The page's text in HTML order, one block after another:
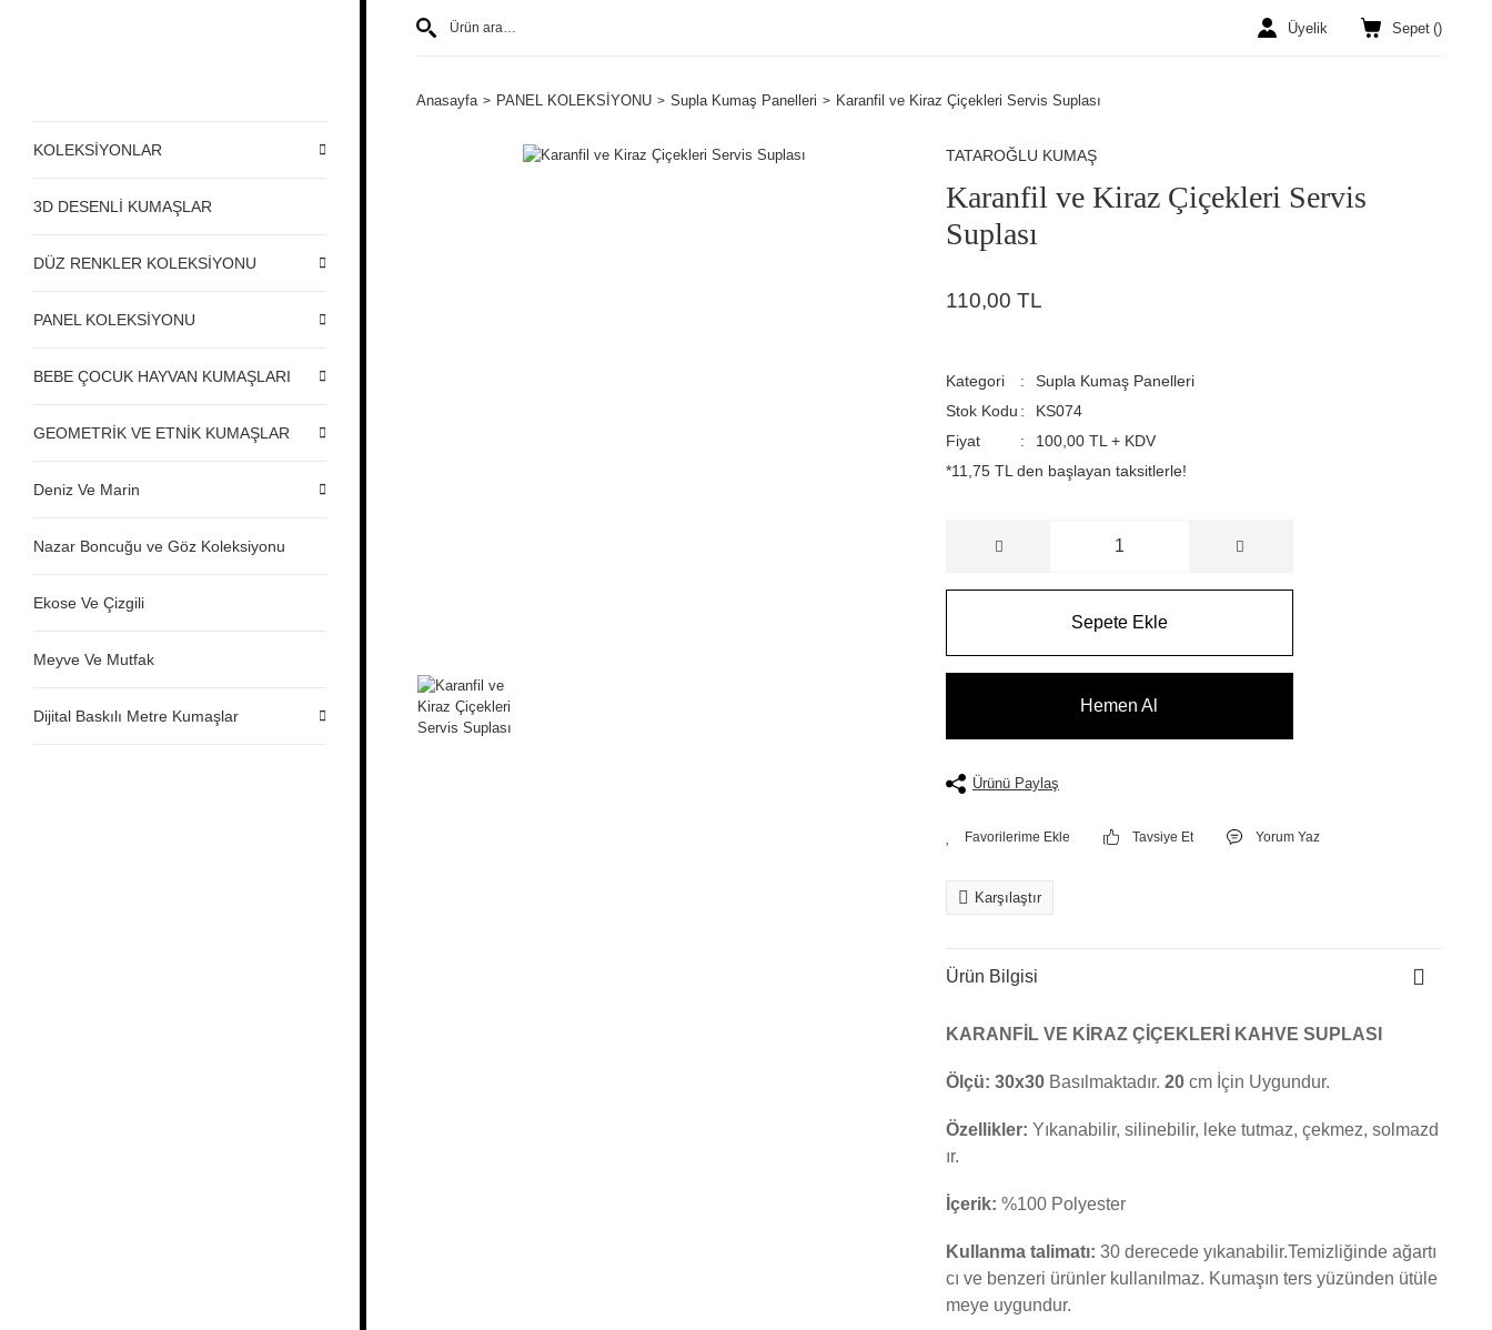
KOLEKSİYONLAR
3D DESENLİ KUMAŞLAR
DÜZ RENKLER KOLEKSİYONU
PANEL KOLEKSİYONU
BEBE ÇOCUK HAYVAN KUMAŞLARI
GEOMETRİK VE ETNİK KUMAŞLAR
Deniz Ve Marin
Nazar Boncuğu ve Göz Koleksiyonu
Ekose Ve Çizgili
Meyve Ve Mutfak
Dijital Baskılı Metre Kumaşlar
Üyelik Sepet ()
Anasayfa PANEL KOLEKSİYONU Supla Kumaş Panelleri Karanfil ve Kiraz Çiçekleri Servis Suplası
TATAROĞLU KUMAŞ
Karanfil ve Kiraz Çiçekleri Servis
Suplası
110,00 TL
Kategori
Supla Kumaş Panelleri
Stok Kodu
KS074
Fiyat
100,00 TL + KDV
*11,75 TL den başlayan taksitlerle!
Sepete Ekle
Hemen Al
Ürünü Paylaş
Tavsiye Et Yorum Yaz
Karşılaştır
Ürün Bilgisi
KARANFİL VE KİRAZ ÇİÇEKLERİ KAHVE SUPLASI
Ölçü: 30x30 Basılmaktadır. 20 cm İçin Uygundur.
Özellikler: Yıkanabilir, silinebilir, leke tutmaz, çekmez, solmazd
ır.
İçerik: %100 Polyester
Kullanma talimatı: 30 derecede yıkanabilir.Temizliğinde ağartı
cı ve benzeri ürünler kullanılmaz. Kumaşın ters yüzünden ütüle
meye uygundur.